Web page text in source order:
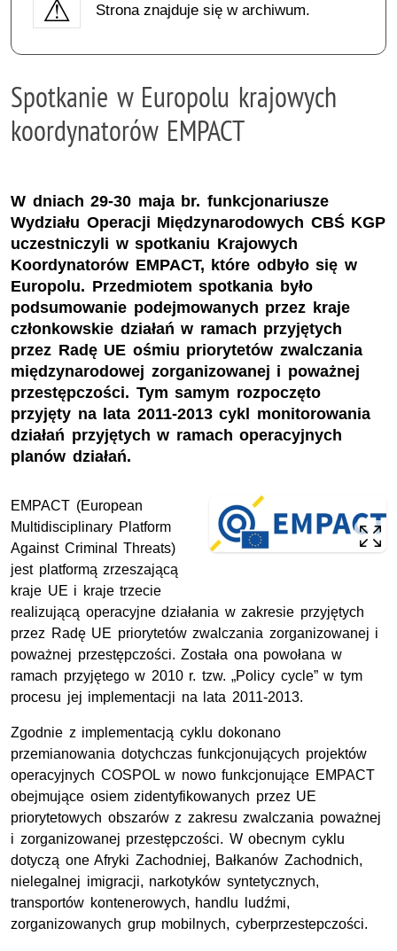
Strona znajduje się w archiwum.
Spotkanie w Europolu krajowych
koordynatorów EMPACT
W dniach 29-30 maja br. funkcjonariusze
Wydziału Operacji Międzynarodowych CBŚ KGP
uczestniczyli w spotkaniu Krajowych
Koordynatorów EMPACT, które odbyło się w
Europolu. Przedmiotem spotkania było
podsumowanie podejmowanych przez kraje
członkowskie działań w ramach przyjętych
przez Radę UE ośmiu priorytetów zwalczania
międzynarodowej zorganizowanej i poważnej
przestępczości. Tym samym rozpoczęto
przyjęty na lata 2011-2013 cykl monitorowania
działań przyjętych w ramach operacyjnych
planów działań.
EMPACT (European
Multidisciplinary Platform
Against Criminal Threats)
jest platformą zrzeszającą
kraje UE i kraje trzecie
realizującą operacyjne działania w zakresie przyjętych
przez Radę UE priorytetów zwalczania zorganizowanej i
poważnej przestępczości. Została ona powołana w
ramach przyjętego w 2010 r. tzw. „Policy cycle” w tym
procesu jej implementacji na lata 2011-2013.
Zgodnie z implementacją cyklu dokonano
przemianowania dotychczas funkcjonujących projektów
operacyjnych COSPOL w nowo funkcjonujące EMPACT
obejmujące osiem zidentyfikowanych przez UE
priorytetowych obszarów z zakresu zwalczania poważnej
i zorganizowanej przestępczości. W obecnym cyklu
dotyczą one Afryki Zachodniej, Bałkanów Zachodnich,
nielegalnej imigracji, narkotyków syntetycznych,
transportów kontenerowych, handlu ludźmi,
zorganizowanych grup mobilnych, cyberprzestepczości.